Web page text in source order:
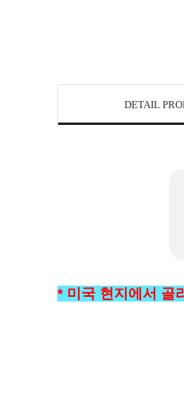
DETAIL
* 미국 현지에서 골